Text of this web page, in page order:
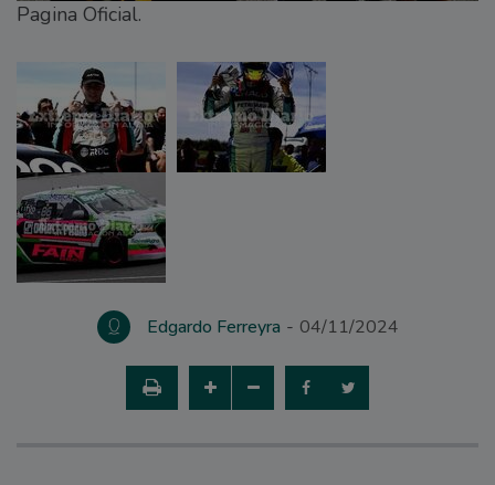
Pagina Oficial.
Edgardo Ferreyra 04/11/2024